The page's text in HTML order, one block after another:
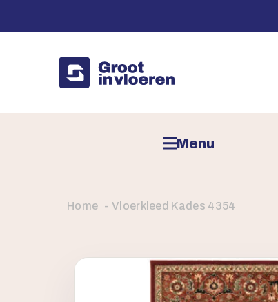
Menu
Home Vloerkleed Kades 4354